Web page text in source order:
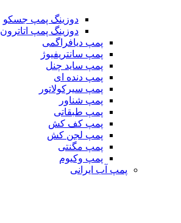
دوزینگ پمپ جسکو
دوزینگ پمپ اتاترون
پمپ دیافراگمی
پمپ سانتریفیوژ
پمپ ساید چنل
پمپ دنده ای
پمپ سیرکولاتور
پمپ شناور
پمپ طبقاتی
پمپ کف کش
پمپ لجن کش
پمپ مگنتی
پمپ وکیوم
پمپ آب ایرانی